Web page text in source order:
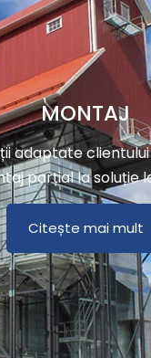
MONTAJ
adaptate
parțial la soluție
Citește mai mult